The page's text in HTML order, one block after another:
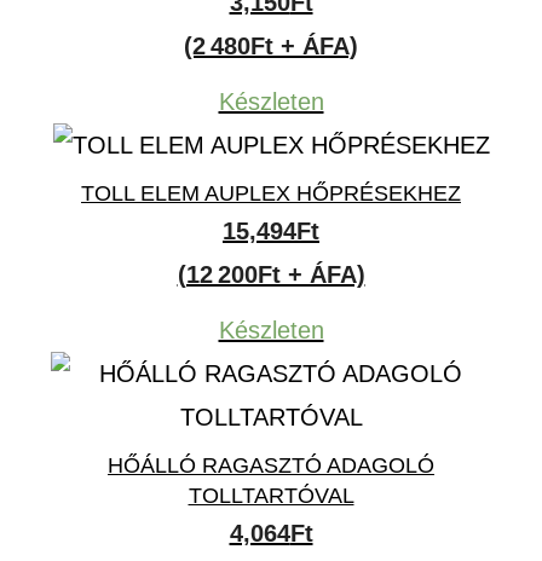
(2 480Ft + ÁFA)
Készleten
TOLL ELEM AUPLEX HŐPRÉSEKHEZ
15,494Ft
(12 200Ft + ÁFA)
Készleten
HŐÁLLÓ RAGASZTÓ ADAGOLÓ
TOLLTARTÓVAL
4,064Ft